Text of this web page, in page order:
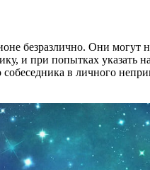
безразлично. Они могут
и при попытках указать
в личного